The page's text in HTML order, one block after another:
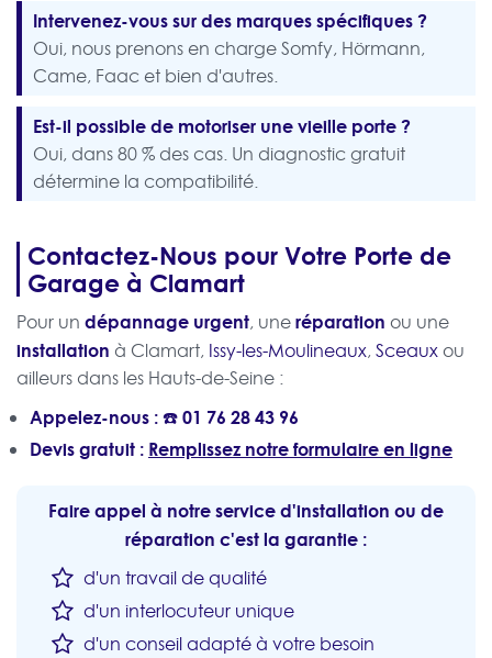
Intervenez-vous sur des marques spécifiques ?
Oui, nous prenons en charge Somfy, Hörmann,
Came, Faac et bien d'autres.
Est-il possible de motoriser une vieille porte ?
Oui, dans 80 % des cas. Un diagnostic gratuit
détermine la compatibilité.
Contactez-Nous pour Votre Porte de
Garage à Clamart
Pour un dépannage urgent, uneréparation ou une
installation à Clamart, Issy-les-Moulineaux, Sceauxou
ailleurs dans les Hauts-de-Seine :
Appelez-nous : ☎️01 76 28 43 96
Devis gratuit : Remplissez notre formulaire en ligne
Faire appel à notre service d'installation ou de
réparation c'est la garantie :
d'un travail de qualité
d'un interlocuteur unique
d'un conseil adapté à votre besoin